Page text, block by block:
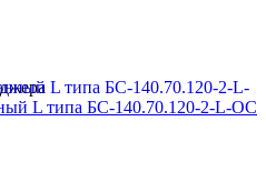
L типа БС-140.70.120-2-L-ОС